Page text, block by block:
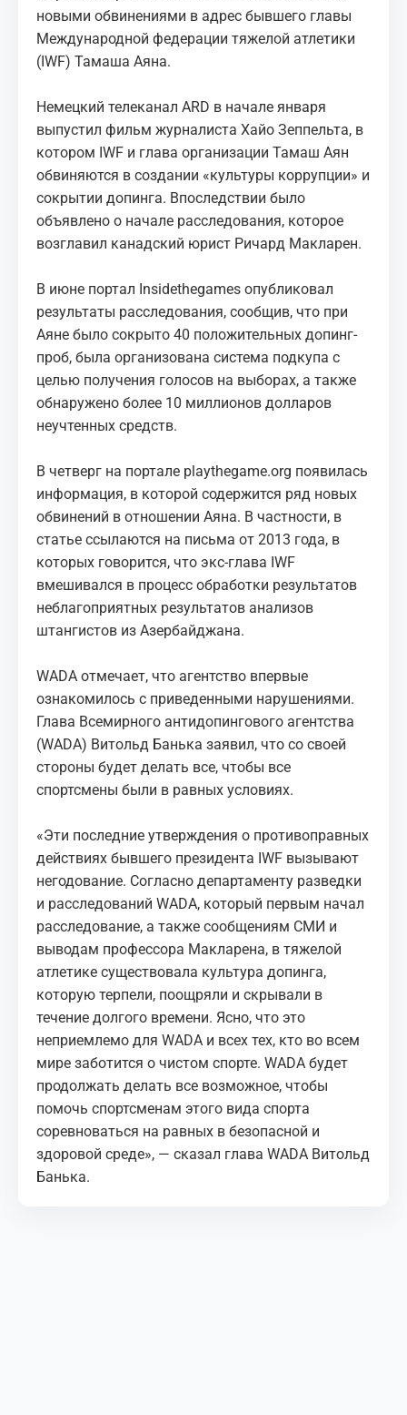
новыми обвинениями в адрес бывшего главы
Международной федерации тяжелой атлетики
(IWF) Тамаша Аяна.
Немецкий телеканал ARD в начале января
выпустил фильм журналиста Хайо Зеппельта, в
котором IWF и глава организации Тамаш Аян
обвиняются в создании «культуры коррупции» и
сокрытии допинга. Впоследствии было
объявлено о начале расследования, которое
возглавил канадский юрист Ричард Макларен.
В июне портал Insidethegames опубликовал
результаты расследования, сообщив, что при
Аяне было сокрыто 40 положительных допинг-
проб, была организована система подкупа с
целью получения голосов на выборах, а также
обнаружено более 10 миллионов долларов
неучтенных средств.
В четверг на портале playthegame.org появилась
информация, в которой содержится ряд новых
обвинений в отношении Аяна. В частности, в
статье ссылаются на письма от 2013 года, в
которых говорится, что экс-глава IWF
вмешивался в процесс обработки результатов
неблагоприятных результатов анализов
штангистов из Азербайджана.
WADA отмечает, что агентство впервые
ознакомилось с приведенными нарушениями.
Глава Всемирного антидопингового агентства
(WADA) Витольд Банька заявил, что со своей
стороны будет делать все, чтобы все
спортсмены были в равных условиях.
«Эти последние утверждения о противоправных
действиях бывшего президента IWF вызывают
негодование. Согласно департаменту разведки
и расследований WADA, который первым начал
расследование, а также сообщениям СМИ и
выводам профессора Макларена, в тяжелой
атлетике существовала культура допинга,
которую терпели, поощряли и скрывали в
течение долгого времени. Ясно, что это
неприемлемо для WADA и всех тех, кто во всем
мире заботится о чистом спорте. WADA будет
продолжать делать все возможное, чтобы
помочь спортсменам этого вида спорта
соревноваться на равных в безопасной и
здоровой среде», — сказал глава WADA Витольд
Банька.